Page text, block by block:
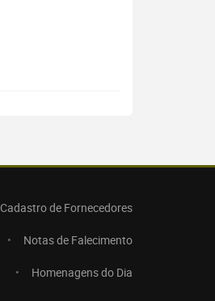
Cadastro de Fornecedores
Notas de Falecimento
Homenagens do Dia